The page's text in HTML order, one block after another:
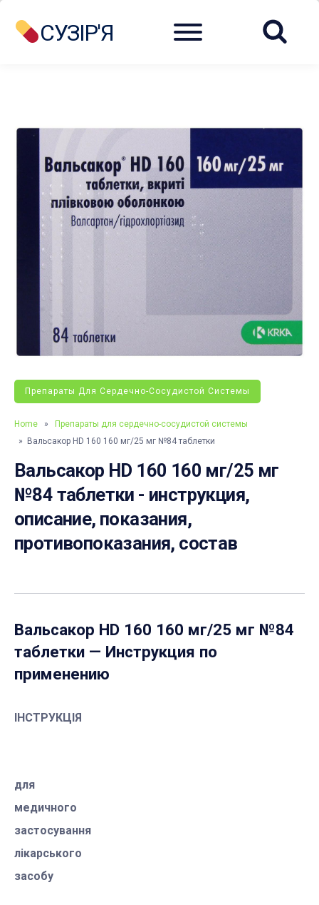
СУЗІР'Я Menu
Препараты Для Сердечно-Сосудистой Системы
Home »
Препараты для сердечно-сосудистой системы
» Вальсакор HD 160 160 мг/25 мг №84 таблетки
Вальсакор HD 160 160 мг/25 мг
№84 таблетки - инструкция,
описание, показания,
противопоказания, состав
Вальсакор HD 160 160 мг/25 мг №84
таблетки — Инструкция по
применению
ІНСТРУКЦІЯ
для
медичного
застосування
лікарського
засобу